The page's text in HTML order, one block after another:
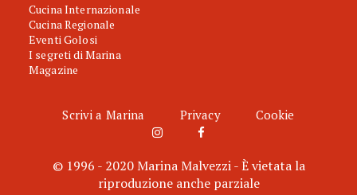
Cucina Internazionale
Cucina Regionale
Eventi Golosi
I segreti di Marina
Magazine
Scrivi a Marina Privacy Cookie
© 1996 - 2020 Marina Malvezzi - È vietata la
riproduzione anche parziale